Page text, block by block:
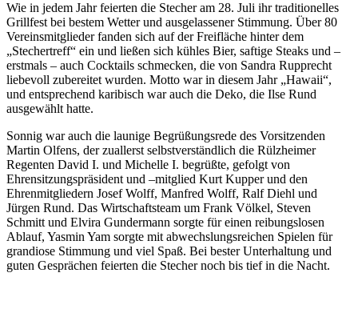
Wie in jedem Jahr feierten die Stecher am 28. Juli ihr traditionelles
Grillfest bei bestem Wetter und ausgelassener Stimmung. Über 80
Vereinsmitglieder fanden sich auf der Freifläche hinter dem
„Stechertreff“ ein und ließen sich kühles Bier, saftige Steaks und –
erstmals – auch Cocktails schmecken, die von Sandra Rupprecht
liebevoll zubereitet wurden. Motto war in diesem Jahr „Hawaii“,
und entsprechend karibisch war auch die Deko, die Ilse Rund
ausgewählt hatte.
Sonnig war auch die launige Begrüßungsrede des Vorsitzenden
Martin Olfens, der zuallerst selbstverständlich die Rülzheimer
Regenten David I. und Michelle I. begrüßte, gefolgt von
Ehrensitzungspräsident und –mitglied Kurt Kupper und den
Ehrenmitgliedern Josef Wolff, Manfred Wolff, Ralf Diehl und
Jürgen Rund. Das Wirtschaftsteam um Frank Völkel, Steven
Schmitt und Elvira Gundermann sorgte für einen reibungslosen
Ablauf, Yasmin Yam sorgte mit abwechslungsreichen Spielen für
grandiose Stimmung und viel Spaß. Bei bester Unterhaltung und
guten Gesprächen feierten die Stecher noch bis tief in die Nacht.